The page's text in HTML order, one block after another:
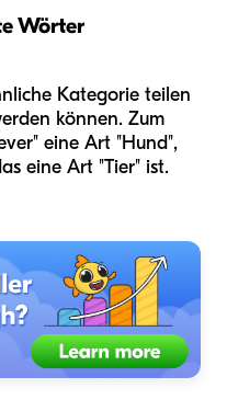
Wörter
Kategorie teilen
können. Zum
eine Art "Hund",
eine Art "Tier" ist.